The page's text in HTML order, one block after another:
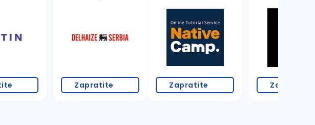
Zapratite Zapratite Zapratite